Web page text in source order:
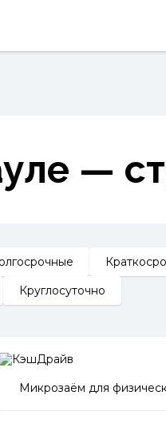
—
Круглосуточно
Микрозаём для